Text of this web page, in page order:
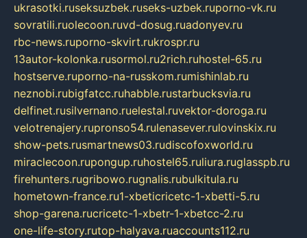
ukrasotki.ruseksuzbek.ruseks-uzbek.ruporno-vk.ru
sovratili.ruolecoon.ruvd-dosug.ruadonyev.ru
rbc-news.ruporno-skvirt.rukrospr.ru
13autor-kolonka.rusormol.ru2rich.ruhostel-65.ru
hostserve.ruporno-na-russkom.rumishinlab.ru
neznobi.rubigfatcc.ruhabble.rustarbucksvia.ru
delfinet.rusilvernano.ruelestal.ruvektor-doroga.ru
velotrenajery.rupronso54.rulenasever.rulovinskix.ru
show-pets.rusmartnews03.rudiscofoxworld.ru
miraclecoon.rupongup.ruhostel65.ruliura.ruglasspb.ru
firehunters.rugribowo.rugnalis.rubulkitula.ru
hometown-france.ru1-xbeticricetc-1-xbetti-5.ru
shop-garena.rucricetc-1-xbetr-1-xbetcc-2.ru
one-life-story.rutop-halyava.ruaccounts112.ru